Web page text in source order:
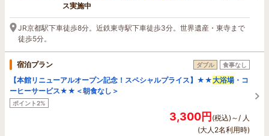
ス実施中
JR京都駅下車徒歩8分。近鉄東寺駅下車徒歩3分。世界遺産・東寺まで
徒歩5分。
宿泊プラン ダブル 食事なし
【本館リニューアルオープン記念！スペシャルプライス】★★大浴場 ・コ
ーヒーサービス★★＜朝食なし＞
ポイント2%
3,300円(税込)～/ 人
(大人2名利用時)